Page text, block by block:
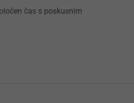
čas s poskusnim